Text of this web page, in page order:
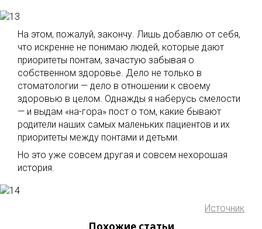
На этом, пожалуй, закончу. Лишь добавлю от себя,
что искренне не понимаю людей, которые дают
приоритеты понтам, зачастую забывая о
собственном здоровье. Дело не только в
стоматологии — дело в отношении к своему
здоровью в целом. Однажды я наберусь смелости
— и выдам «на-гора» пост о том, какие бывают
родители наших самых маленьких пациентов и их
приоритеты между понтами и детьми.
Но это уже совсем другая и совсем нехорошая
история.
Источник